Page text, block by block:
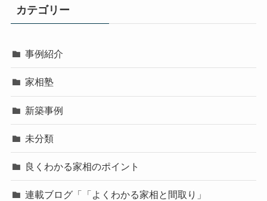
カテゴリー
事例紹介
家相塾
新築事例
未分類
良くわかる家相のポイント
連載ブログ「「よくわかる家相と間取り」